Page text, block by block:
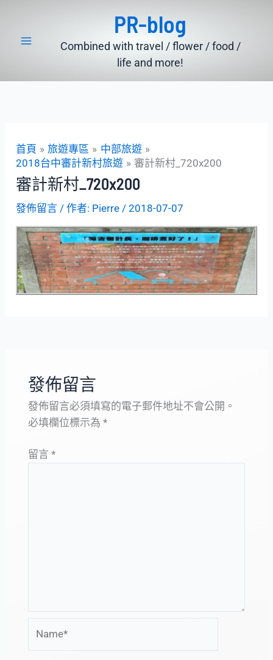
PR-blog
Combined with travel / flower / food /
life and more!
首頁 旅遊專區
中部旅遊
2018台中審計新村旅遊
審計新村_720x200
審計新村_720x200
發佈留言 / 作者: Pierre /2018-07-07
發佈留言
發佈留言必須填寫的電子郵件地址不會公開。
必填欄位標示為 *
留言 *